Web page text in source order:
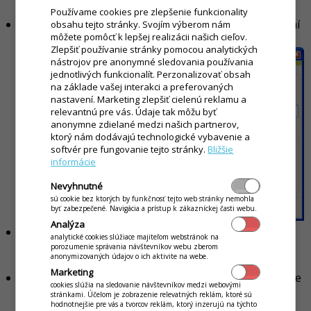
príjemky.
Uhradiť- zobrazí sa oknoÚhrada, po ktorého uložení
sa daný doklad zaeviduje ako uhradený.
Výpočet- zobrazí informácie o danom doklade. V
prípade, že máte označených viacero dokladov,
výpočet sa aplikuje na všetky označené doklady.
- vytlačí aktuálne vybraný doklad (ten na ktorý ste
klikli pravým tlačidlom), konkrétne vytlačí zoznam
Používame cookies pre zlepšenie funkcionality
obsahu tejto stránky. Svojím výberom nám
môžete pomôcť k lepšej realizácii našich cieľov.
Zlepšiť používanie stránky pomocou analytických
nástrojov pre anonymné sledovania používania
jednotlivých funkcionalít. Perzonalizovať obsah
na základe vašej interakci a preferovaných
nastavení. Marketing zlepšiť cielenú reklamu a
relevantnú pre vás. Údaje tak môžu byť
anonymne zdielané medzi našich partnerov,
ktorý nám dodávajú technologické vybavenie a
softvér pre fungovanie tejto stránky.Bližšie
informácie
Nevyhnutné
sú cookie bez ktorých by funkčnosť tejto web stránky nemohla
byť zabezpečené. Navigácia a prístup k zákazníckej časti webu.
Analýza
analytické cookies slúžiace majiteľom webstránok na
porozumenie správania návštevníkov webu zberom
anonymizovaných údajov o ich aktivite na webe.
Marketing
cookies slúžia na sledovanie návštevníkov medzi webovými
stránkami. Účelom je zobrazenie relevatných reklám, ktoré sú
hodnotnejšie pre vás a tvorcov reklám, ktorý inzerujú na týchto